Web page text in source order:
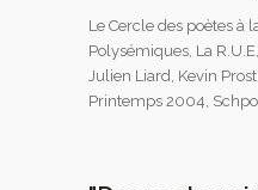
Le Cercle des poètes à
Polysémiques, La
Julien Liard, Kevin
Printemps 2004,